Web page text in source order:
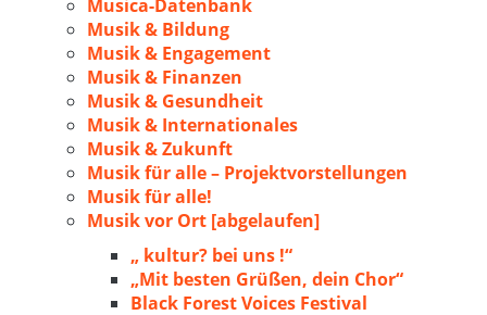
Musica-Datenbank
Musik & Bildung
Musik & Engagement
Musik & Finanzen
Musik & Gesundheit
Musik & Internationales
Musik & Zukunft
Musik für alle – Projektvorstellungen
Musik für alle!
Musik vor Ort [abgelaufen]
„ kultur? bei uns !“
„Mit besten Grüßen, dein Chor“
Black Forest Voices Festival